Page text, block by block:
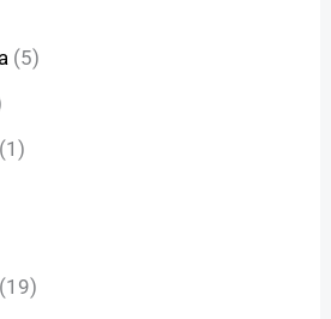
(5)
(1)
(19)